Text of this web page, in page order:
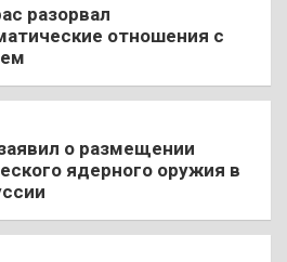
разорвал
отношения с
о размещении
ядерного оружия в